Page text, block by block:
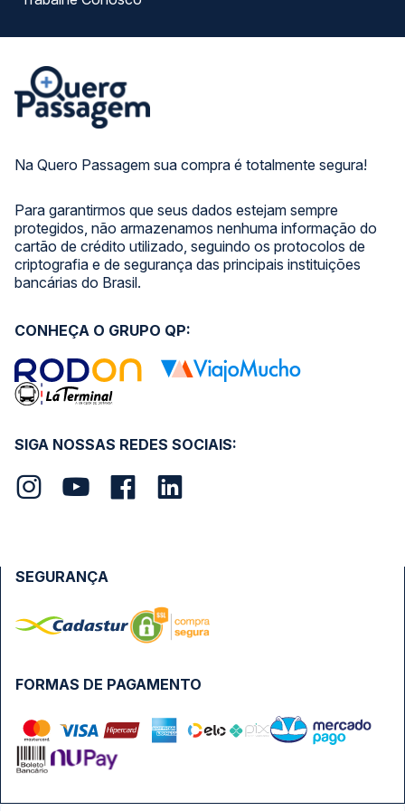
Na Quero Passagem sua compra é totalmente segura!
Para garantirmos que seus dados estejam sempre
protegidos, não armazenamos nenhuma informação do
cartão de crédito utilizado, seguindo os protocolos de
criptografia e de segurança das principais instituições
bancárias do Brasil.
SIGA NOSSAS REDES SOCIAIS:
CONHEÇA O GRUPO QP:
FORMAS DE PAGAMENTO
SEGURANÇA